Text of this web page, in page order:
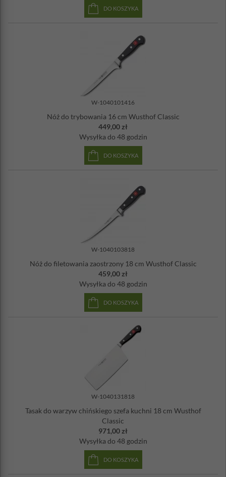
DO KOSZYKA
W-1040101416
Nóż do trybowania 16 cm Wusthof Classic
449,00 zł
Wysyłka do 48 godzin
DO KOSZYKA
W-1040103818
Nóż do filetowania zaostrzony 18 cm Wusthof Classic
459,00 zł
Wysyłka do 48 godzin
DO KOSZYKA
W-1040131818
Tasak do warzyw chińskiego szefa kuchni 18 cm Wusthof
Classic
971,00 zł
Wysyłka do 48 godzin
DO KOSZYKA